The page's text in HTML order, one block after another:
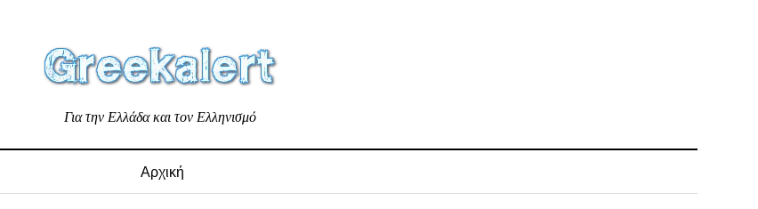
Για την Ελλάδα και τον Ελληνισμό
Αρχική